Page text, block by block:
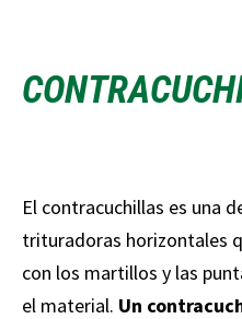
El contracuchillas es una
trituradoras horizontales
con los martillos y las
el material. Un